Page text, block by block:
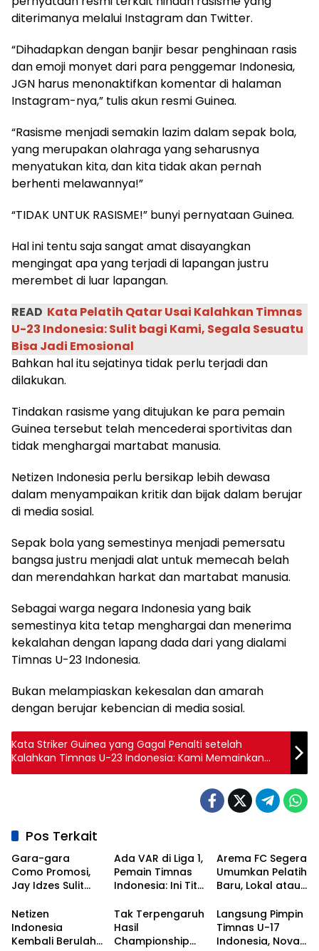
diterimanya melalui Instagram dan Twitter.
“Dihadapkan dengan banjir besar penghinaan rasis
dan emoji monyet dari para penggemar Indonesia,
JGN harus menonaktifkan komentar di halaman
Instagram-nya,” tulis akun resmi Guinea.
“Rasisme menjadi semakin lazim dalam sepak bola,
yang merupakan olahraga yang seharusnya
menyatukan kita, dan kita tidak akan pernah
berhenti melawannya!”
“TIDAK UNTUK RASISME!” bunyi pernyataan Guinea.
Hal ini tentu saja sangat amat disayangkan
mengingat apa yang terjadi di lapangan justru
merembet di luar lapangan.
READ Kata Pelatih Qatar Usai Kalahkan Timnas
U-23 Indonesia: Sulit bagi Kami, Segala Sesuatu
Bisa Jadi Emosional
Bahkan hal itu sejatinya tidak perlu terjadi dan
dilakukan.
Tindakan rasisme yang ditujukan ke para pemain
Guinea tersebut telah mencederai sportivitas dan
tidak menghargai martabat manusia.
Netizen Indonesia perlu bersikap lebih dewasa
dalam menyampaikan kritik dan bijak dalam berujar
di media sosial.
Sepak bola yang semestinya menjadi pemersatu
bangsa justru menjadi alat untuk memecah belah
dan merendahkan harkat dan martabat manusia.
Sebagai warga negara Indonesia yang baik
semestinya kita tetap menghargai dan menerima
kekalahan dengan lapang dada dari yang dialami
Timnas U-23 Indonesia.
Bukan melampiaskan kekesalan dan amarah
dengan berujar kebencian di media sosial.
Kata Striker Guinea yang Gagal Penalti setelah
Kalahkan Timnas U-23 Indonesia: Kami Memainkan
Pertandingan yang Hebat
Pos Terkait
Gara-gara
Como Promosi,
Jay Idzes Sulit
Timnas
Indonesia Vs
Irak?
Ada VAR di Liga 1,
Pemain Timnas
Indonesia: Ini Titik
Kebangkitan
Sepak Bola
Nasional!
Arema FC Segera
Umumkan Pelatih
Baru, Lokal atau
Netizen
Indonesia
Kembali Berulah,
Tak Terpengaruh
Hasil
Championship
Langsung Pimpin
Timnas U-17
Indonesia, Nova